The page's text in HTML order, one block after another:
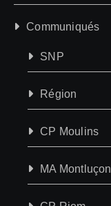
Communiqués
SNP
Région
CP Moulins
MA Montluçon